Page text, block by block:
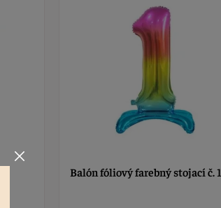
Balón fóliový farebný stojací č. 1